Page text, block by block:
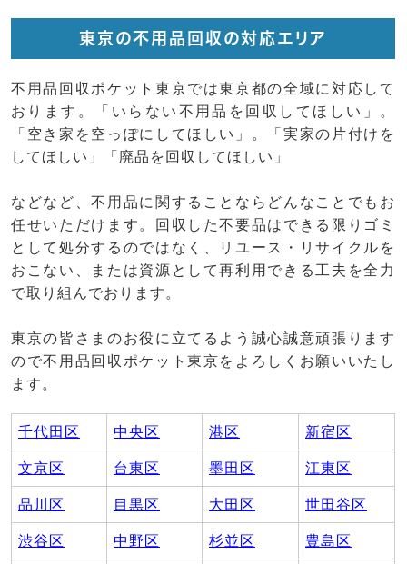
東京の不用品回収の対応エリア
不用品回収ポケット東京では東京都の全域に対応して
おります。「いらない不用品を回収してほしい」。
「空き家を空っぽにしてほしい」。「実家の片付けを
してほしい」「廃品を回収してほしい」
などなど、不用品に関することならどんなことでもお
任せいただけます。回収した不要品はできる限りゴミ
として処分するのではなく、リユース・リサイクルを
おこない、または資源として再利用できる工夫を全力
で取り組んでおります。
東京の皆さまのお役に立てるよう誠心誠意頑張ります
ので不用品回収ポケット東京をよろしくお願いいたし
ます。
千代田区 中央区 港区 新宿区
文京区 台東区 墨田区 江東区
品川区 目黒区 大田区 世田谷区
渋谷区 中野区 杉並区 豊島区